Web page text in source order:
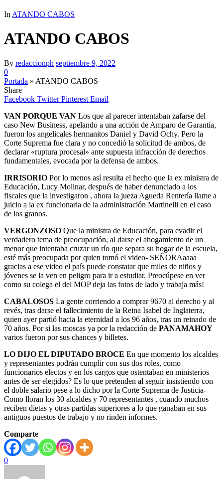
In ATANDO CABOS
ATANDO CABOS
By redaccionph septiembre 9, 2022
0
Portada » ATANDO CABOS
Share
Facebook Twitter Pinterest Email
VAN PORQUE VAN Los que al parecer intentaban zafarse del
caso New Business, apelando a una acción de Amparo de Garantía,
fueron los angelicales hermanitos Daniel y David Ochy. Pero la
Corte Suprema fue clara y no concedió la solicitud de ambos, de
declarar «ruptura procesal» ante supuesta infracción de derechos
fundamentales, evocada por la defensa de ambos.
IRRISORIO Por lo menos así resulta el hecho que la ex ministra de
Educación, Lucy Molinar, después de haber denunciado a los
fiscales que la investigaron , ahora la jueza Agueda Rentería llame a
juicio a la ex funcionaria de la administración Martinelli en el caso
de los granos.
VERGONZOSO Que la ministra de Educación, para evadir el
verdadero tema de preocupación, al darse el ahogamiento de un
menor que intentaba cruzar un río que separa su hogar de la escuela,
esté más preocupada por quien tomó el video- SEÑORAaaaa
gracias a ese video el país puede constatar que miles de niños y
jóvenes se la ven en peligro para ir a estudiar. Preocúpese en ver
como su colega el del MOP deja las fotos de lado y trabaja más!
CABALOSOS La gente corriendo a comprar 9670 al derecho y al
revés, tras darse el fallecimiento de la Reina Isabel de Inglaterra,
quien ayer partió hacia la eternidad a los 96 años, tras un reinado de
70 años. Por si las moscas ya por la redacción de PANAMAHOY
varios fueron por sus chances y billetes.
LO DIJO EL DIPUTADO BROCE En que momento los alcaldes
y representantes podrán cumplir con sus dos roles, como
funcionarios electos y en los cargos que ostentaban en ministerios
antes de ser elegidos? Es lo que pretenden al seguir insistiendo con
el doble salario pese a lo dicho por la Corte Suprema de Justicia-
Como lloran los 30 alcaldes y 70 representantes , cuando muchos
reciben dietas y otras partidas superiores a lo que ganaban en sus
antiguos puestos de trabajo y no rinden informes.
Comparte
0